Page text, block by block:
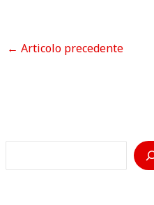
← Articolo precedente